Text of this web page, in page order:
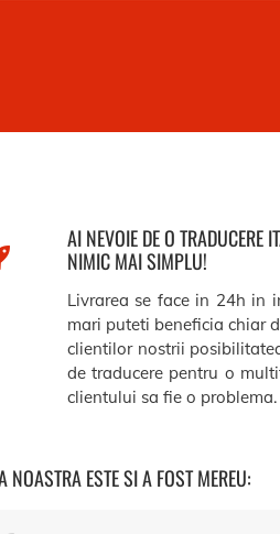
AI NEVOIE DE O TRADUCERE
NIMIC MAI SIMPLU!
Livrarea se face in 24h in
mari puteti beneficia chiar
clientilor nostrii
de traducere pentru o
clientului sa fie o problema.
NOASTRA ESTE SI A FOST MEREU: